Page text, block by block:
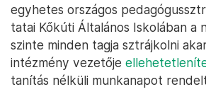
egyhetes országos
tatai Kőkúti Általános Iskolában a
szinte minden tagja sztrájkolni
intézmény vezetője
tanítás nélküli munkanapot